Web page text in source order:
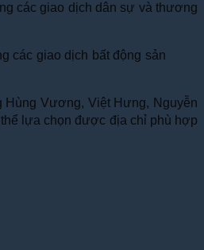
các giao dịch dân sự và thương
các giao dịch bất động sản
Hùng Vương, Việt Hưng, Nguyễn
lựa chọn được địa chỉ phù hợp